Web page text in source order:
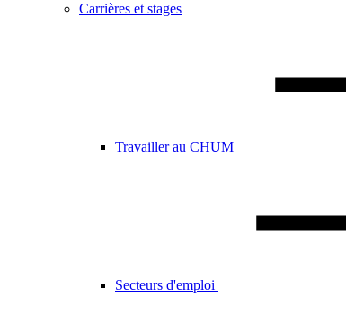
Carrières et stages
Travailler au CHUM
Secteurs d'emploi